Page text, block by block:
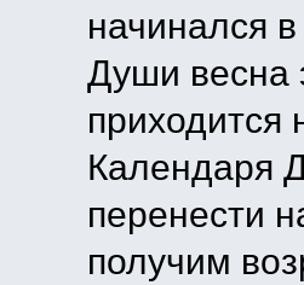
начинался
Души весна
Календаря
перенести
получим